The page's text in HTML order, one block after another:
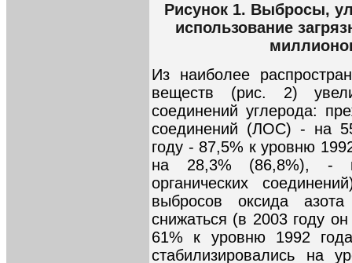
Рисунок 1. Выбросы,
использование
Из наиболее
веществ (рис. 2)
соединений углерода:
соединений (ЛОС) - на
году - 87,5% к уровню
на 28,3% (86,8%), - и
органических
выбросов оксида
снижаться (в 2003 году
61% к уровню 1992
стабилизировались на